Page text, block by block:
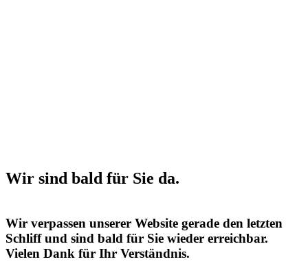
Wir sind bald für Sie da.
Wir verpassen unserer Website gerade den letzten
Schliff und sind bald für Sie wieder erreichbar.
Vielen Dank für Ihr Verständnis.